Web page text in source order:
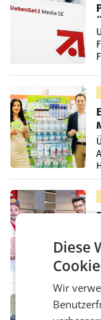
Diese
Wir